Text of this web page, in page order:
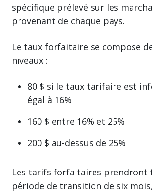
spécifique prélevé sur les
provenant de chaque pays.
Le taux forfaitaire se compose
niveaux :
80 $ si le taux tarifaire est
égal à 16%
160 $ entre 16% et 25%
200 $ au-dessus de 25%
Les tarifs forfaitaires prendront
période de transition de six